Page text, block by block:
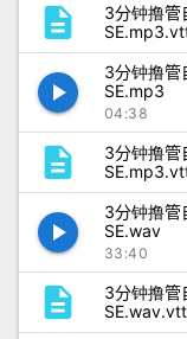
description
3分钟撸管
play_arrow
3分钟撸管
SE.mp3
04:38
description
3分钟撸管
play_arrow
3分钟撸管
SE.wav
33:40
description
3分钟撸管
SE.wav.vtt